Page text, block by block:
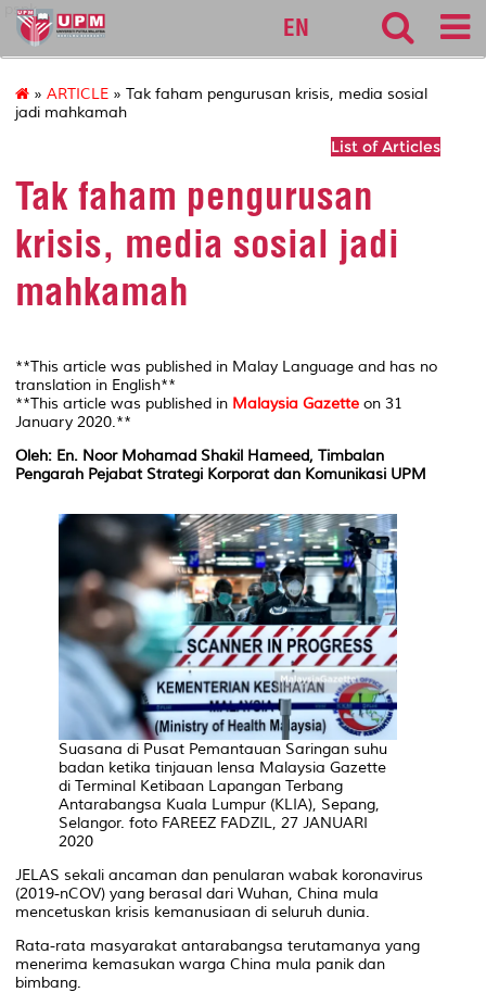
pspk
EN
» ARTICLE » Tak faham pengurusan krisis, media sosial
jadi mahkamah
List of Articles
Tak faham pengurusan
krisis, media sosial jadi
mahkamah
**This article was published in Malay Language and has no
translation in English**
**This article was published in Malaysia Gazette on 31
January 2020.**
Oleh: En. Noor Mohamad Shakil Hameed, Timbalan
Pengarah Pejabat Strategi Korporat dan Komunikasi UPM
Suasana di Pusat Pemantauan Saringan suhu
badan ketika tinjauan lensa Malaysia Gazette
di Terminal Ketibaan Lapangan Terbang
Antarabangsa Kuala Lumpur (KLIA), Sepang,
Selangor. foto FAREEZ FADZIL, 27 JANUARI
2020
JELAS sekali ancaman dan penularan wabak koronavirus
(2019-nCOV) yang berasal dari Wuhan, China mula
mencetuskan krisis kemanusiaan di seluruh dunia.
Rata-rata masyarakat antarabangsa terutamanya yang
menerima kemasukan warga China mula panik dan
bimbang.